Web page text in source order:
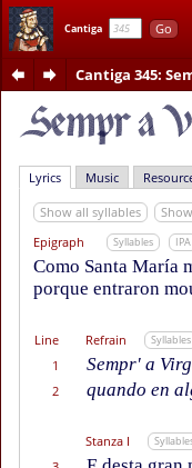
Cantiga Go
Cantiga 345:
Lyrics Music
Show all syllables
Epigraph
Syllables IPA
Como Santa María
porque entraron
Line Refrain Syllables
1 Sempr' a
2 quando en
Stanza I